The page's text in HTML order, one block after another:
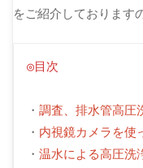
をご紹介しております
◎目次
・ 調査、排水管高圧
・ 内視鏡カメラを使
・ 温水による高圧洗